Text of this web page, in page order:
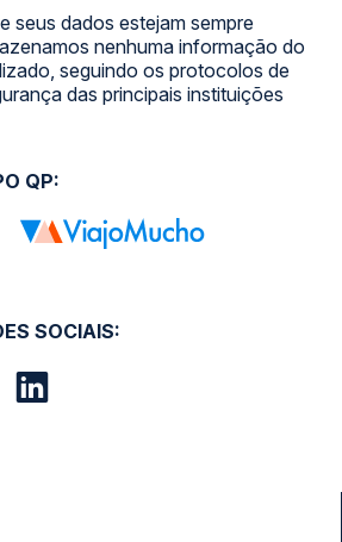
seus dados estejam sempre
nenhuma informação do
seguindo os protocolos de
das principais instituições
SOCIAIS:
QP: